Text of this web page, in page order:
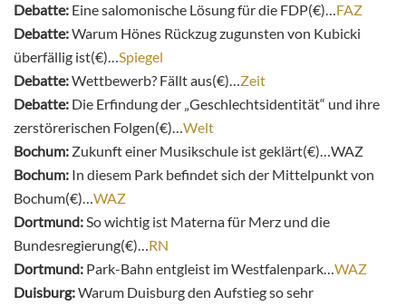
Debatte: Eine salomonische Lösung für die FDP(€)…FAZ
Debatte:Warum Hönes Rückzug zugunsten von Kubicki
überfällig ist(€)…Spiegel
Debatte:Wettbewerb? Fällt aus(€)…Zeit
Debatte: Die Erfindung der „Geschlechtsidentität“ und ihre
zerstörerischen Folgen(€)…Welt
Bochum: Zukunft einer Musikschule ist geklärt(€)…WAZ
Bochum: In diesem Park befindet sich der Mittelpunkt von
Bochum(€)…WAZ
Dortmund:So wichtig ist Materna für Merz und die
Bundesregierung(€)…RN
Dortmund: Park-Bahn entgleist im Westfalenpark…WAZ
Duisburg:Warum Duisburg den Aufstieg so sehr